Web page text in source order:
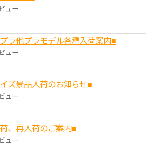
ュー
ラ他プラモデル各種入荷案内■
ュー
ズ景品入荷のお知らせ■
ュー
、再入荷のご案内■
ュー